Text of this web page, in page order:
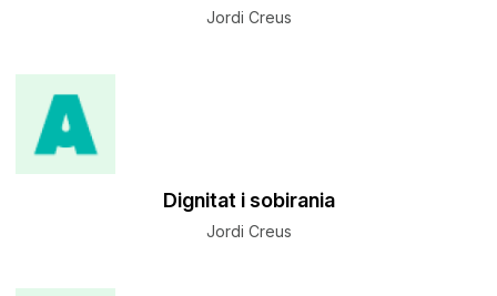
Jordi Creus
Dignitat i sobirania
Jordi Creus